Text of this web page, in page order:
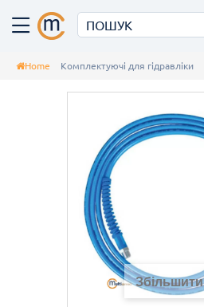
Home Комплектуючі для гідравліки
Збільшити